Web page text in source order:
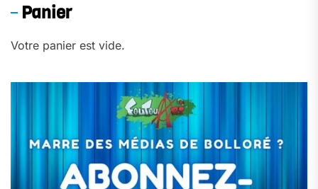
Panier
Votre panier est vide.